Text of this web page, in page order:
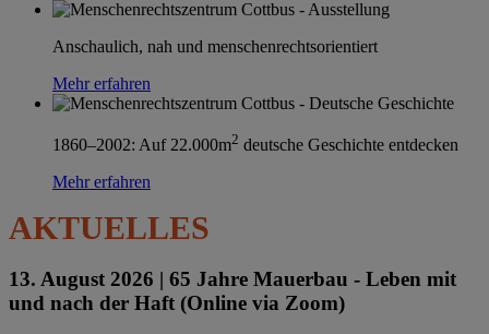
Anschaulich, nah und menschenrechtsorientiert
Mehr erfahren
1860–2002: Auf 22.000m2 deutsche Geschichte entdecken
Mehr erfahren
AKTUELLES
13. August 2026 | 65 Jahre Mauerbau - Leben mit
und nach der Haft (Online via Zoom)